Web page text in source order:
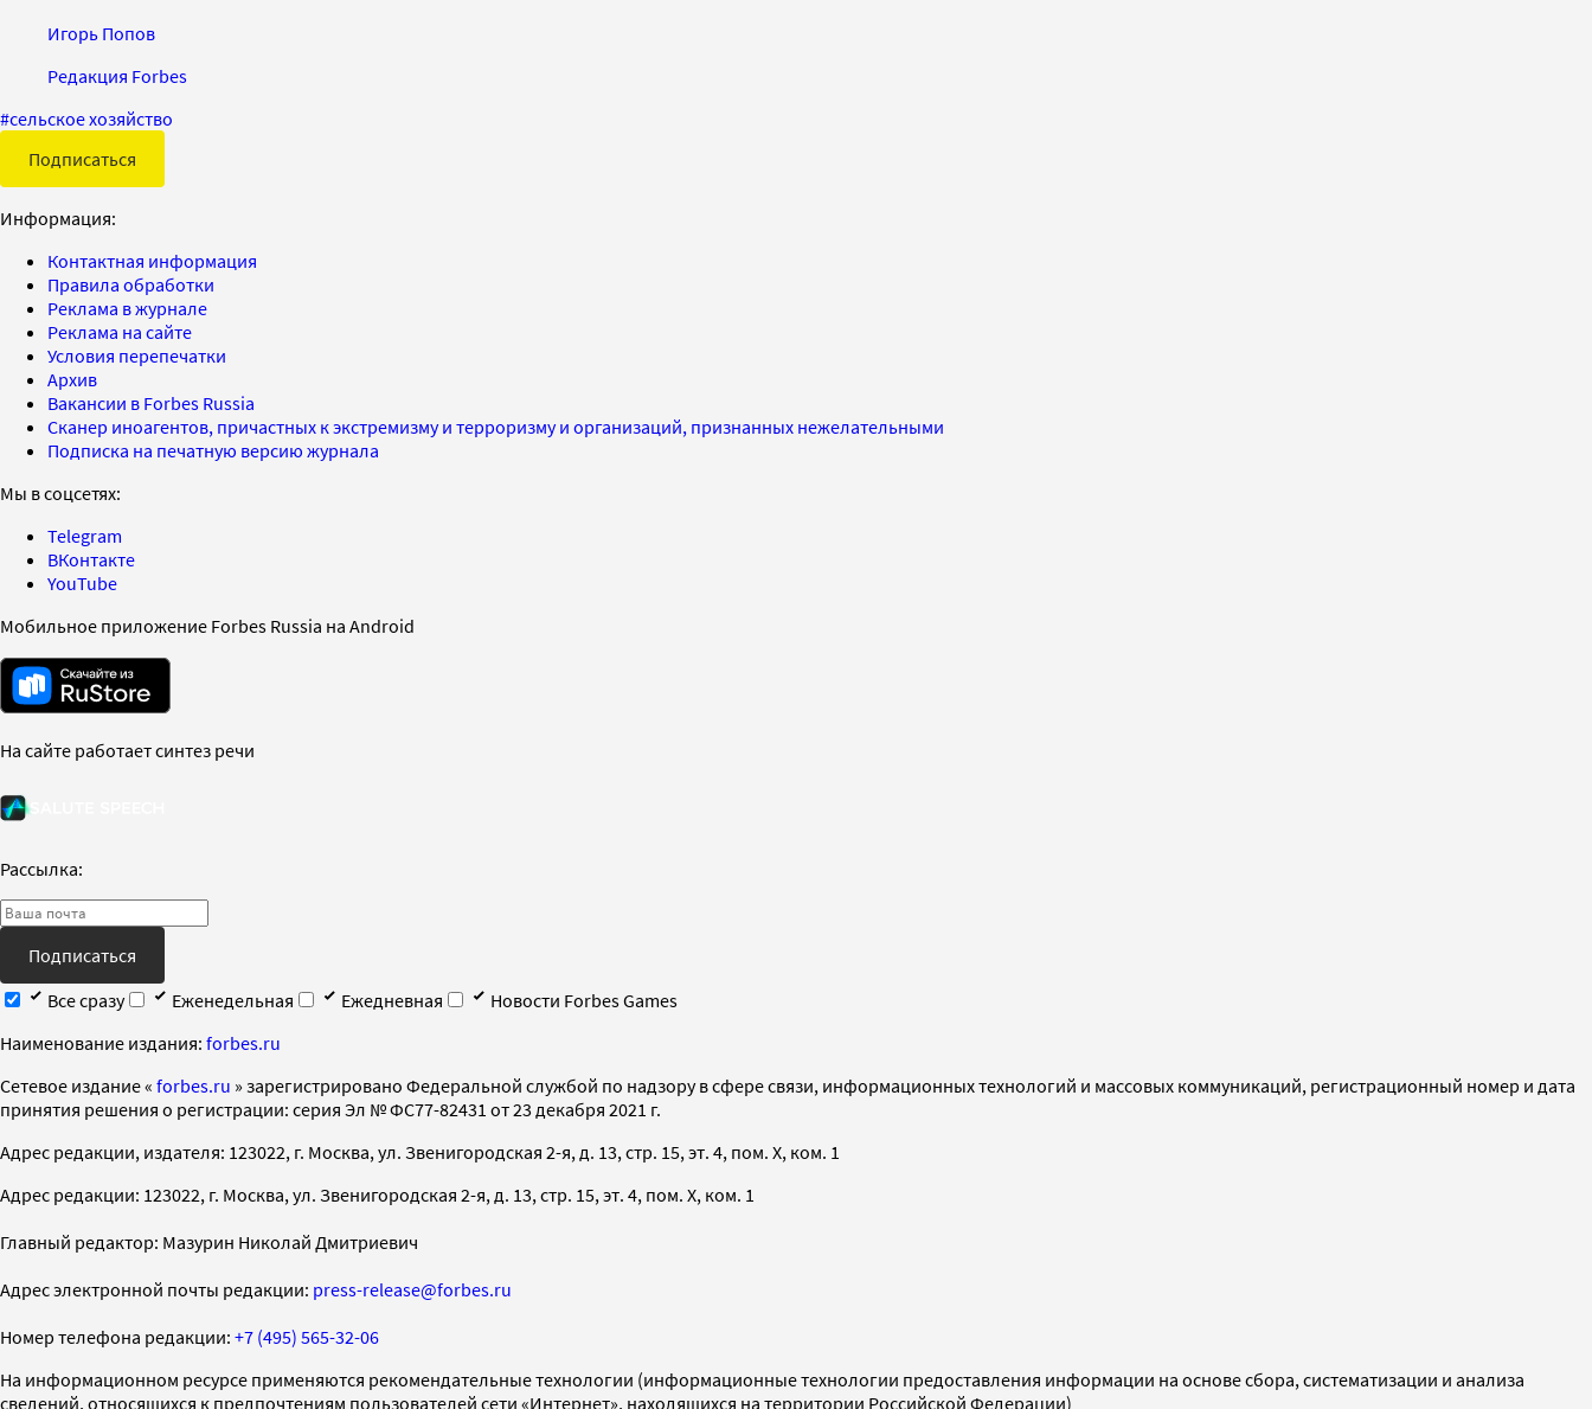
Игорь Попов
Редакция Forbes
#сельское хозяйство
Подписаться
Информация:
Контактная информация
Правила обработки
Реклама в журнале
Реклама на сайте
Условия перепечатки
Архив
Вакансии в Forbes Russia
Сканер иноагентов, причастных к экстремизму и терроризму и организаций, признанных нежелательными
Подписка на печатную версию журнала
Мы в соцсетях:
Telegram
ВКонтакте
YouTube
Мобильное приложение Forbes Russia на Android
На сайте работает синтез речи
Рассылка:
Подписаться
Все сразу
Еженедельная Ежедневная
Новости Forbes Games
Наименование издания: forbes.ru
Cетевое издание « forbes.ru » зарегистрировано Федеральной службой по надзору в сфере связи, информационных технологий и массовых коммуникаций, регистрационный номер и дата
принятия решения о регистрации: серия Эл № ФС77-82431 от 23 декабря 2021 г.
Адрес редакции, издателя: 123022, г. Москва, ул. Звенигородская 2-я, д. 13, стр. 15, эт. 4, пом. X, ком. 1
Адрес редакции: 123022, г. Москва, ул. Звенигородская 2-я, д. 13, стр. 15, эт. 4, пом. X, ком. 1
Главный редактор: Мазурин Николай Дмитриевич
Адрес электронной почты редакции: press-release@forbes.ru
Номер телефона редакции: +7 (495) 565-32-06
На информационном ресурсе применяются рекомендательные технологии (информационные технологии предоставления информации на основе сбора, систематизации и анализа
сведений, относящихся к предпочтениям пользователей сети «Интернет», находящихся на территории Российской Федерации)